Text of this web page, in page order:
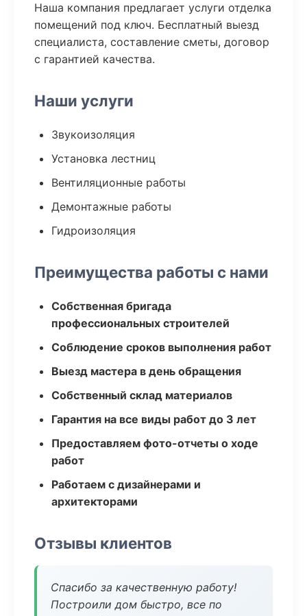
Наша компания предлагает услуги отделка
помещений под ключ. Бесплатный выезд
специалиста, составление сметы, договор
с гарантией качества.
Наши услуги
Звукоизоляция
Установка лестниц
Вентиляционные работы
Демонтажные работы
Гидроизоляция
Преимущества работы с нами
Собственная бригада
профессиональных строителей
Соблюдение сроков выполнения работ
Выезд мастера в день обращения
Собственный склад материалов
Гарантия на все виды работ до 3 лет
Предоставляем фото-отчеты о ходе
работ
Работаем с дизайнерами и
архитекторами
Отзывы клиентов
Спасибо за качественную работу!
Построили дом быстро, все по